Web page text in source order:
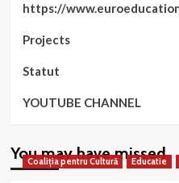
https://
Projects
Statut
YOUTUBE CHANNEL
You may have missed
Coaliția pentru Cultură Educatie